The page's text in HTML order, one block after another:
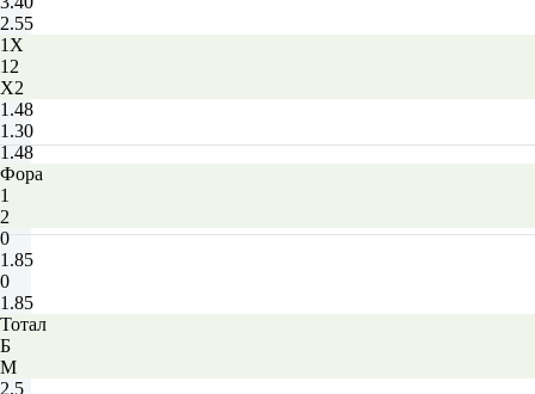
2.55
1X
12
X2
1.48
1.30
1.48
Фора
1
2
0
1.85
0
1.85
Тотал
Б
М
2.5